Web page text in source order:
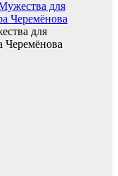
для
Черемёнова